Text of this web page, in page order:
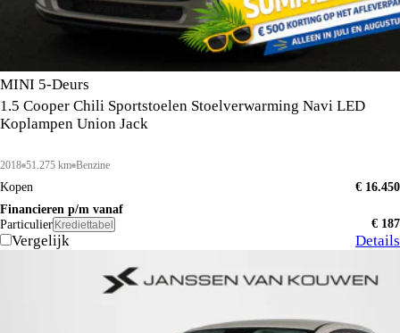
MINI 5-Deurs
1.5 Cooper Chili Sportstoelen Stoelverwarming Navi LED
Koplampen Union Jack
2018 51.275 km Benzine
Kopen
€ 16.450
Financieren p/m vanaf
Particulier Krediettabel € 187
Vergelijk Details